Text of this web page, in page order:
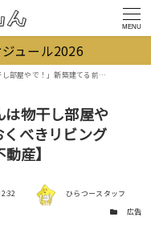
MENU
ュール2026
くべきリビングの”あるある”問題【ひらつー不動産】
は物干し部屋や
べきリビング
産】
著者
ひらつースタッフ
カテゴリー
広告